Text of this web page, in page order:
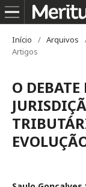
Início / Arquivos
Artigos
O